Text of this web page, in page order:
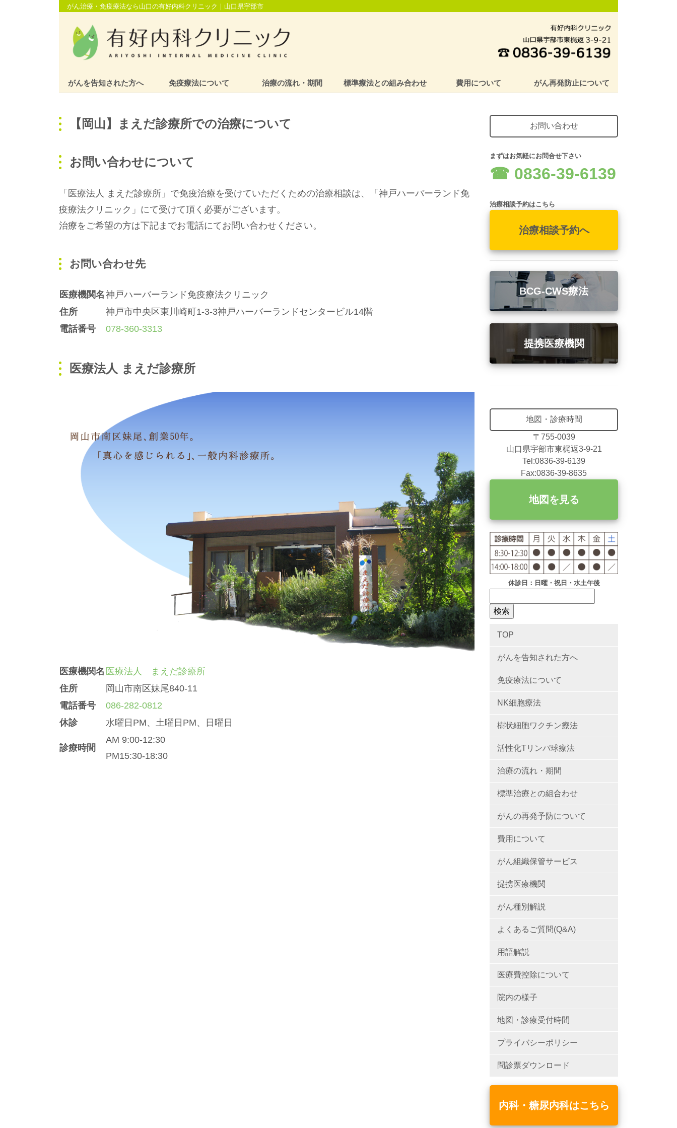
がん治療・免疫療法なら山口の有好内科クリニック｜山口県宇部市
がんを告知された方へ 免疫療法について 治療の流れ・期間 標準療法との組み合わせ 費用について がん再発防止について
【岡山】まえだ診療所での治療について
お問い合わせについて
「医療法人 まえだ診療所」で免疫治療を受けていただくための治療相談は、「神戸ハーバーランド免
疫療法クリニック」にて受けて頂く必要がございます。
治療をご希望の方は下記までお電話にてお問い合わせください。
お問い合わせ先
医療機関名 神戸ハーバーランド免疫療法クリニック
住所
神戸市中央区東川崎町1-3-3神戸ハーバーランドセンタービル14階
電話番号
078-360-3313
医療法人 まえだ診療所
医療機関名 医療法人 まえだ診療所
住所
岡山市南区妹尾840-11
電話番号
086-282-0812
休診
水曜日PM、土曜日PM、日曜日
診療時間
AM 9:00-12:30
PM15:30-18:30
お問い合わせ
まずはお気軽にお問合せ下さい
☎︎ 0836-39-6139
治療相談予約はこちら
治療相談予約へ
BCG-CWS療法
提携医療機関
地図・診療時間
〒755-0039
山口県宇部市東梶返3-9-21
Tel:0836-39-6139
Fax:0836-39-8635
地図を見る
休診日：日曜・祝日・水土午後
TOP
がんを告知された方へ
免疫療法について
NK細胞療法
樹状細胞ワクチン療法
活性化Tリンパ球療法
治療の流れ・期間
標準治療との組合わせ
がんの再発予防について
費用について
がん組織保管サービス
提携医療機関
がん種別解説
よくあるご質問(Q&A)
用語解説
医療費控除について
院内の様子
地図・診療受付時間
プライバシーポリシー
問診票ダウンロード
内科・糖尿内科はこちら